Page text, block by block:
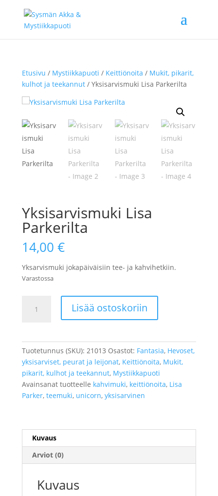
Etusivu / Mystiikkapuoti / Keittiönoita / Mukit, pikarit,
kulhot ja teekannut/ Yksisarvismuki Lisa Parkerilta
Yksisarvismuki Lisa
Parkerilta
14,00 €
Yksarvismuki jokapäiväisiin tee- ja kahvihetkiin.
Varastossa
Lisää ostoskoriin
Tuotetunnus (SKU): 21013 Osastot: Fantasia, Hevoset,
yksisarviset, peurat ja leijonat, Keittiönoita, Mukit,
pikarit, kulhot ja teekannut, Mystiikkapuoti
Avainsanat tuotteelle kahvimuki, keittiönoita, Lisa
Parker, teemuki, unicorn, yksisarvinen
Kuvaus
Arviot (0)
Kuvaus